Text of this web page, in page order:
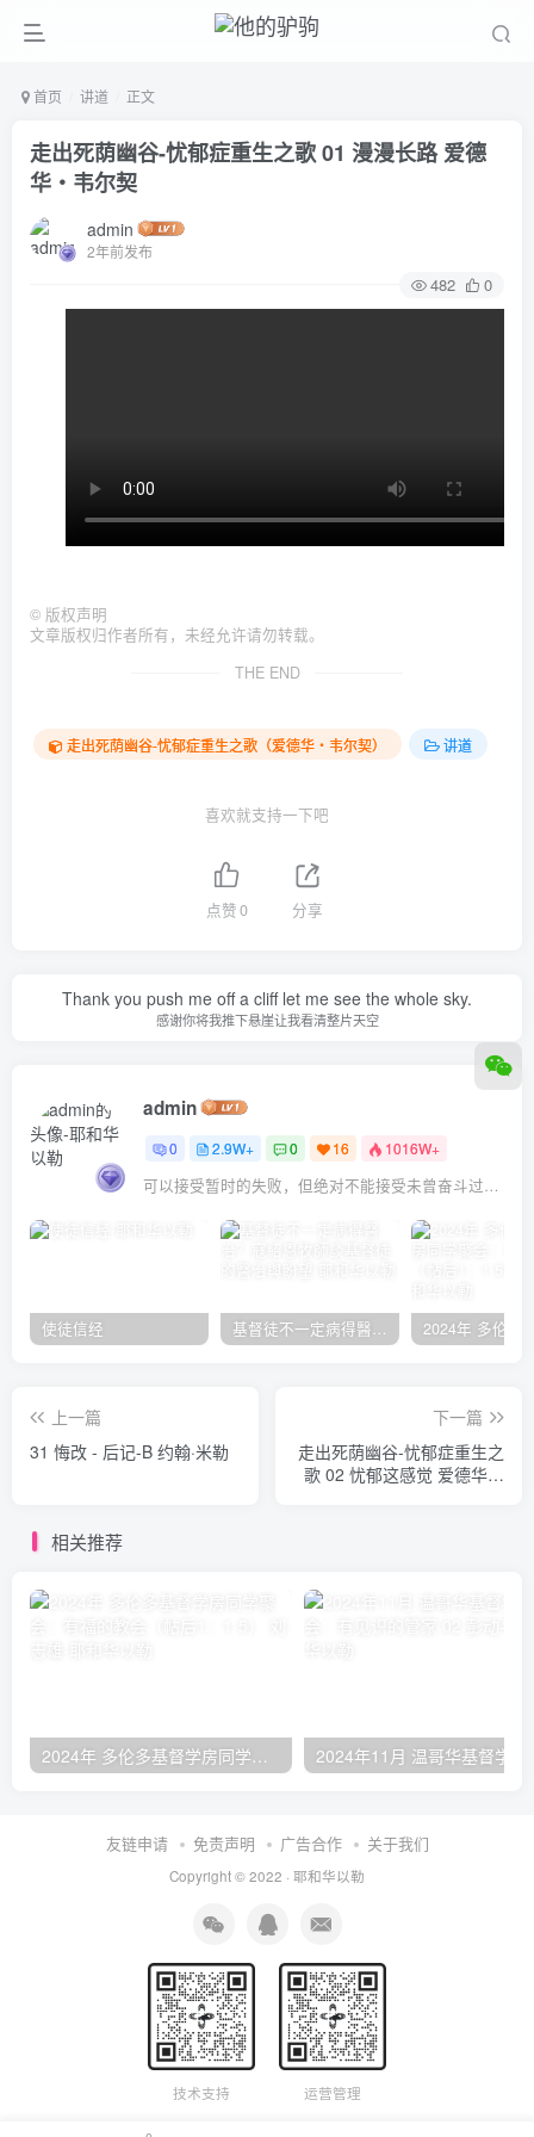
首页 讲道 正文
走出死荫幽谷-忧郁症重生之歌 01 漫漫长路 爱德
华‧韦尔契
admin
2年前发布
482 0
© 版权声明
文章版权归作者所有，未经允许请勿转载。
THE END
走出死荫幽谷-忧郁症重生之歌（爱德华‧韦尔契） 讲道
喜欢就支持一下吧
点赞0 分享
Thank you push me off a cliff let me see the whole sky.
感谢你将我推下悬崖让我看清整片天空
admin
0 2.9W+ 0 16 1016W+
可以接受暂时的失败，但绝对不能接受未曾奋斗过的自己
使徒信经 基督徒不一定病得醫治？寇紹恩牧師談基督徒的醫治與盼望
上一篇
31 悔改 - 后记-B 约翰·米勒
下一篇
走出死荫幽谷-忧郁症重生之
歌 02 忧郁这感觉 爱德华‧
相关推荐
2024年 多伦多基督学房同学聚会：有福的教会（帖后1：1-5） 刘志雄
友链申请 免责声明 广告合作 关于我们
Copyright © 2022 · 耶和华以勒
技术支持 运营管理